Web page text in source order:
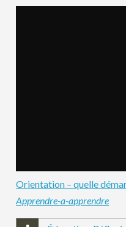
Orientation – quelle
Apprendre-a-apprendre